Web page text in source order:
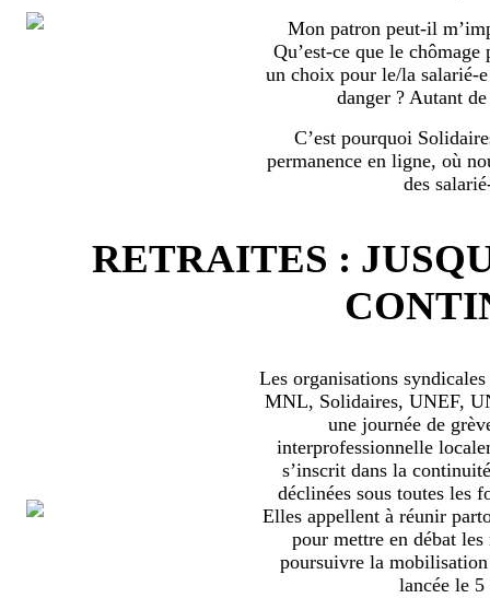
Mon patron peut-il
Qu’est-ce que le
un choix pour le/la salarié-
danger ? Autant
C’est pourquoi
permanence en ligne, où
des
RETRAITES :
Les organisations
MNL, Solidaires, UNEF,
une journée de
interprofessionnelle
s’inscrit dans la
déclinées sous toutes les
Elles appellent à réunir
pour mettre en débat
poursuivre la
lancée le 5